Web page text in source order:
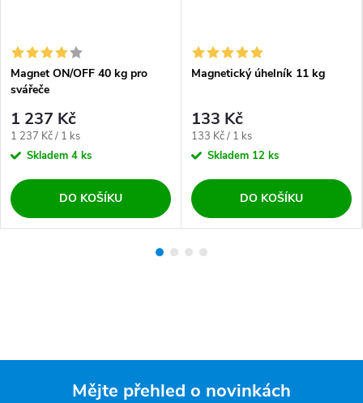
Magnet ON/OFF 40 kg pro
svářeče
1 237 Kč
Měrná cena:
1 237 Kč / 1 ks
Skladem 4 ks
DO KOŠÍKU
Magnetický úhelník 11 kg
133 Kč
Měrná cena:
133 Kč / 1 ks
Skladem 12 ks
DO KOŠÍKU
Mějte přehled o novinkách